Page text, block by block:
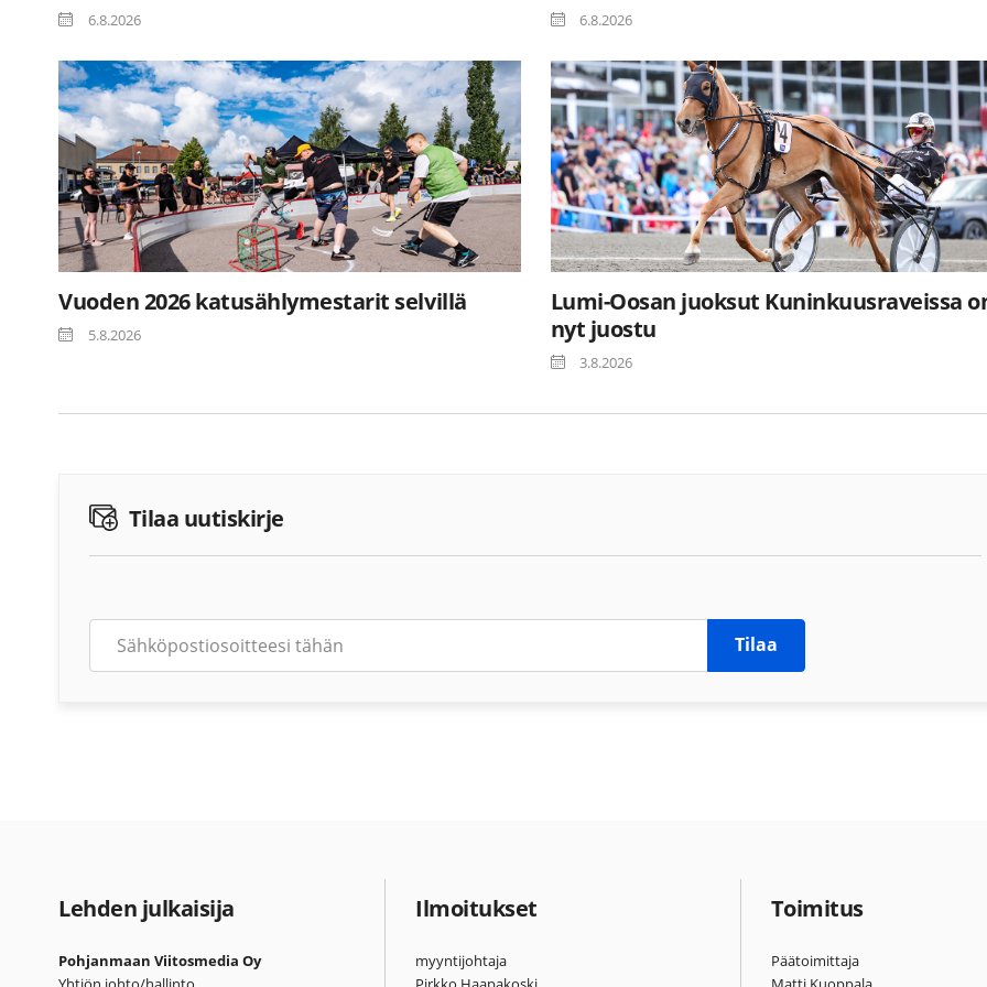
6.8.2026 6.8.2026
Vuoden 2026 katusählymestarit selvillä
5.8.2026
Lumi-Oosan juoksut Kuninkuusraveissa
nyt juostu
3.8.2026
Tilaa uutiskirje
Tilaa
Lehden julkaisija
Pohjanmaan Viitosmedia Oy
Ilmoitukset
myyntijohtaja
Toimitus
Päätoimittaja